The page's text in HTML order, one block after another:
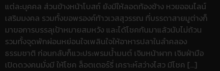
แต่ละบุคคล ส่วนข้างหน้าโบสถ์ ยังมีให้ลอดท้องช้าง หวยออนไลน์
เสริมมงคล รวมทั้งขอพรองค์ท้าวเวสสุวรรณ ที่บรรดาสายมูต่างก็
มาขอการบรรลุเป้าหมายสมหวัง และได้โชคกันมาแล้วนับไม่ถ้วน
รวมทั้งจุดพักผ่อนหย่อนใจเพลินใจให้อาหารปลาในลำคลอง
ธรรมชาติ ก่อนกลับก็แวะประพรมน้ำมนต์ เจิมหน้าผาก เจิมฝ่ามือ
เปิดดวงคนมั่งมี ให้โชค ล็อตเตอร์รี่ เคราะห์สว่างไสว มีโชค […]